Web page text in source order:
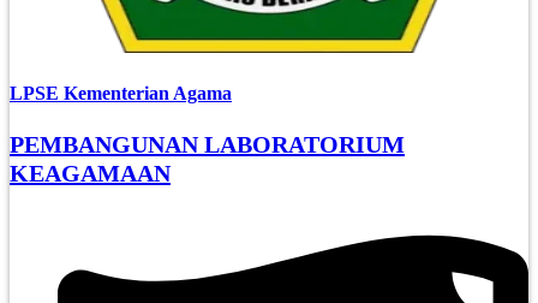
LPSE Kementerian Agama
PEMBANGUNAN LABORATORIUM
KEAGAMAAN